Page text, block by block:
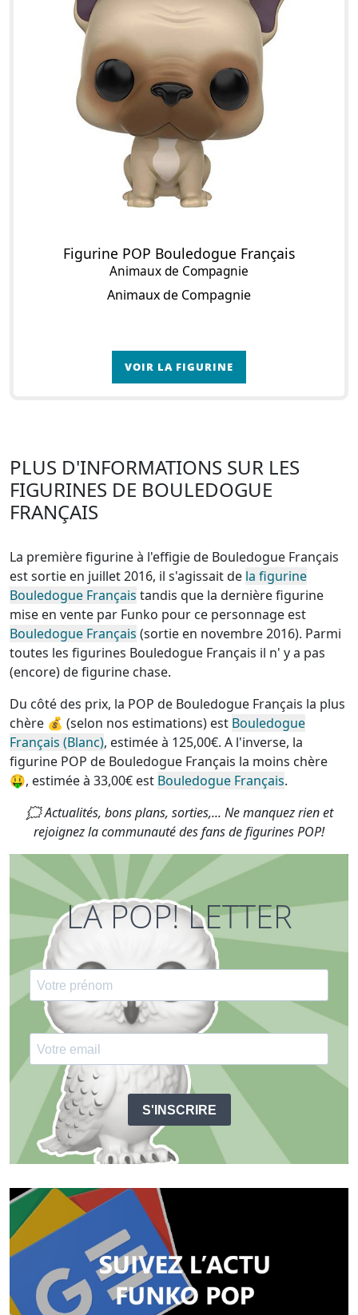
Figurine POP Bouledogue Français
Animaux de Compagnie
Animaux de Compagnie
VOIR LA FIGURINE
PLUS D'INFORMATIONS SUR LES
FIGURINES DE BOULEDOGUE
FRANÇAIS
La première figurine à l'effigie de Bouledogue Français
est sortie en juillet 2016, il s'agissait de la figurine
Bouledogue Français tandis que la dernière figurine
mise en vente par Funko pour ce personnage est
Bouledogue Français (sortie en novembre 2016). Parmi
toutes les figurines Bouledogue Français il n' y a pas
(encore) de figurine chase.
Du côté des prix, la POP de Bouledogue Français la plus
chère 💰 (selon nos estimations) est Bouledogue
Français (Blanc), estimée à 125,00€. A l'inverse, la
figurine POP de Bouledogue Français la moins chère
🤑, estimée à 33,00€ est Bouledogue Français.
🗯 Actualités, bons plans, sorties,... Ne manquez rien et
rejoignez la communauté des fans de figurines POP!
LA POP! LETTER
S'INSCRIRE